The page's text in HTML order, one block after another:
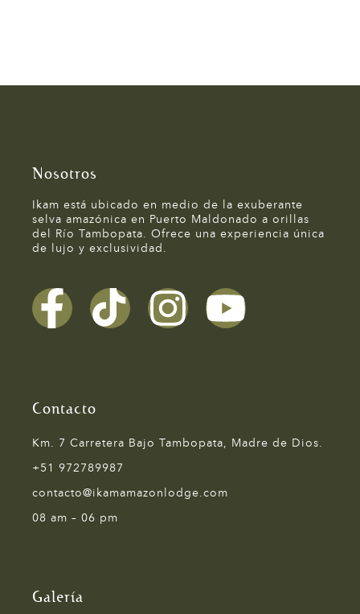
Nosotros
Ikam está ubicado en medio de la exuberante
selva amazónica en Puerto Maldonado a orillas
del Río Tambopata. Ofrece una experiencia única
de lujo y exclusividad.
Contacto
Km. 7 Carretera Bajo Tambopata, Madre de Dios.
+51 972789987
contacto@ikamamazonlodge.com
08 am – 06 pm
Galería